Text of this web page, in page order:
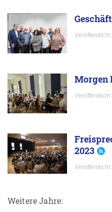
Veröffentlicht
Morgen
2023
Veröffentlicht
Weitere Jahre: